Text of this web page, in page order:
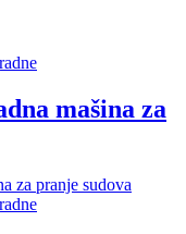
mašina za